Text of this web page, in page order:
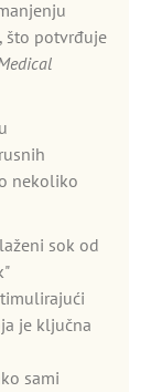
što potvrđuje
nekoliko
sok od
je ključna
sami